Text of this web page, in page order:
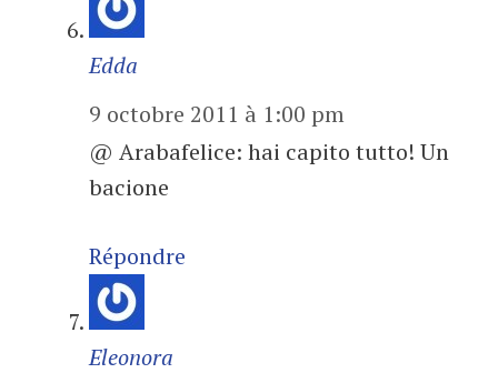
Edda
9 octobre 2011 à 1:00 pm
@ Arabafelice: hai capito tutto! Un
bacione
Répondre
Eleonora